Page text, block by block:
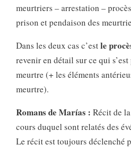
meurtriers – arrestation –
prison et pendaison des
Dans les deux cas c’estle
revenir en détail sur ce qui
meurtre (+ les éléments
meurtre).
Romans de Marías : Récit de
cours duquel sont relatés des
Le récit est toujours déclenché